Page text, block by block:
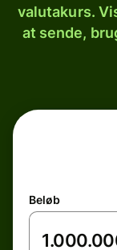
valutakurs.
at sende,
Beløb